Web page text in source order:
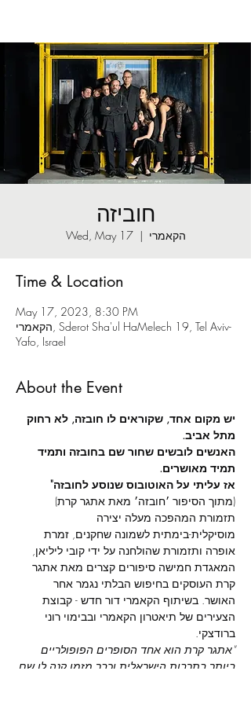
חוביזה
Wed, May 17
  |
הקאמרי
Time & Location
May 17, 2023, 8:30 PM
הקאמרי, Sderot Sha'ul HaMelech 19, Tel Aviv-
Yafo, Israel
About the Event
יש מקום אחד, שקוראים לו חובזה, לא רחוק
מתל אביב.
האנשים לובשים שחור שם בחובזה ותמיד
תמיד מאושרים.
אז עליתי על האוטובוס שנוסע לחובזה"
(מתוך הסיפור ׳חובזה׳ מאת אתגר קרת)
תזמורת המהפכה מעלה יצירה
מוסיקלית-בימתית לשמונה שחקנים, זמרת
אופרה ותזמורת שהולחנה על ידי קובי ליליאן,
המאגדת חמישה סיפורים קצרים מאת אתגר
קרת העוסקים בחיפוש הבלתי נגמר אחר
האושר. בשיתוף הקאמרי דור חדש - קבוצת
הצעירים של תיאטרון הקאמרי ובבימוי רוני
ברודצקי.
"אתגר קרת הוא אחד הסופרים הפופולריים
ביותר בתרבות הישראלית וכבר מזמן קנה לו שם